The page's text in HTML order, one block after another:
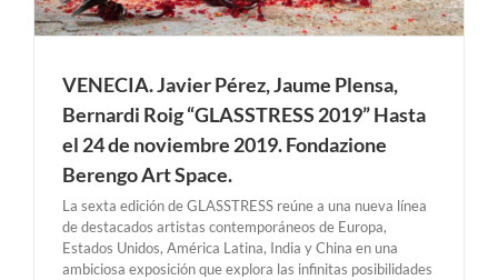
VENECIA. Javier Pérez, Jaume Plensa,
Bernardi Roig “GLASSTRESS 2019” Hasta
el 24 de noviembre 2019. Fondazione
Berengo Art Space.
La sexta edición de GLASSTRESS reúne a una nueva línea
de destacados artistas contemporáneos de Europa,
Estados Unidos, América Latina, India y China en una
ambiciosa exposición que explora las infinitas posibilidades